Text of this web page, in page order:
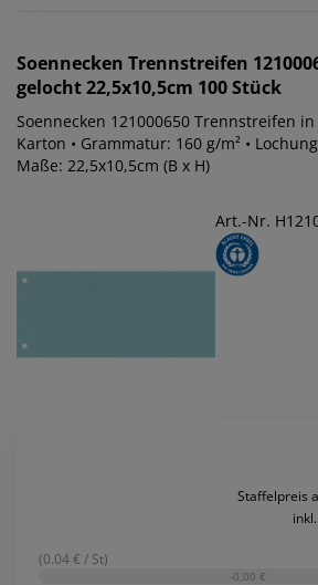
Soennecken Trennstreifen
gelocht 22,5x10,5cm 100 Stück
Soennecken 121000650 Trennstreifen
Karton • Grammatur: 160 g/m² •
Maße: 22,5x10,5cm (B x H)
Art.-Nr.
Staffelpreis
(0.04 € / St)
-0,00 €